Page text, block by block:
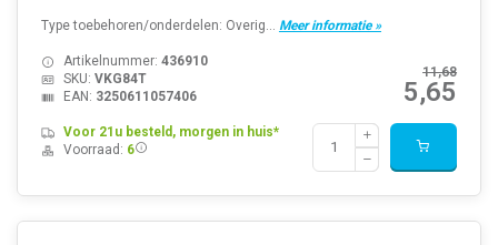
Type toebehoren/onderdelen: Overig... Meer informatie »
11,68
5,65
Artikelnummer: 436910
SKU: VKG84T
EAN: 3250611057406
Voor 21u besteld, morgen in huis*
Voorraad: 6